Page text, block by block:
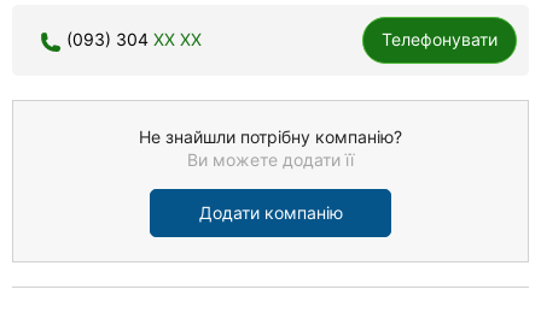
(093) 304 XX XX Телефонувати
Не знайшли потрібну компанію?
Ви можете додати її
Додати компанію